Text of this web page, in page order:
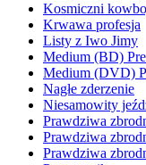
Kosmiczni
Krwawa profesja
Listy z Iwo Jimy
Medium (BD)
Medium (DVD)
Nagłe zderzenie
Niesamowity
Prawdziwa
Prawdziwa
Prawdziwa